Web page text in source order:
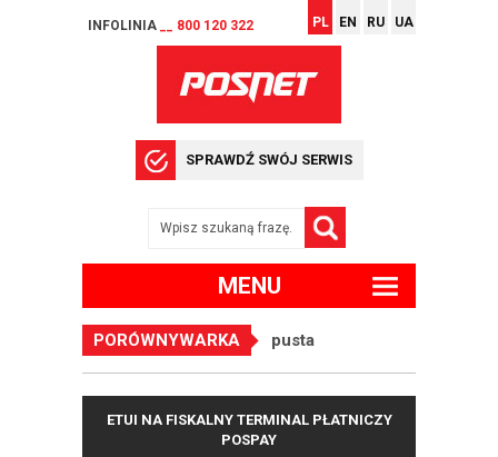
INFOLINIA __ 800 120 322 PL EN RU UA
SPRAWDŹ SWÓJ SERWIS
MENU
PORÓWNYWARKA pusta
ETUI NA FISKALNY TERMINAL PŁATNICZY
POSPAY